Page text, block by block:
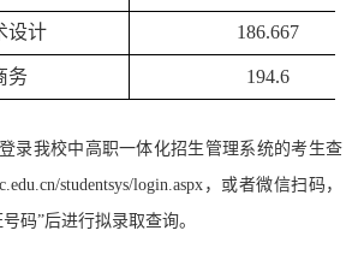
设计 186.667
务 194.6
录我校中高职一体化招生管理系统的考生查
studentsys/login.aspx，或者微信扫码，
码”后进行拟录取查询。